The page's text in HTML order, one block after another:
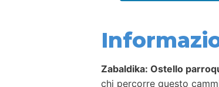
Zabaldika: Ostello
chi percorre questo